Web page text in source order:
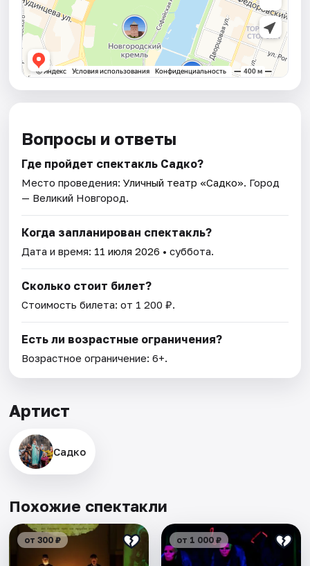
Вопросы и ответы
Где пройдет спектакль Садко?
Место проведения:Уличный театр «Садко». Город
— Великий Новгород.
Когда запланирован спектакль?
Дата и время: 11 июля 2026 • суббота.
Сколько стоит билет?
Стоимость билета: от 1 200 ₽.
Есть ли возрастные ограничения?
Возрастное ограничение: 6+.
Артист
Садко
Похожие спектакли
от 300 ₽ от 1 000 ₽